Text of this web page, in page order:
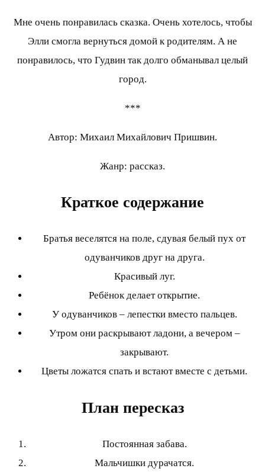
Мне очень понравилась сказка. Очень хотелось, чтобы
Элли смогла вернуться домой к родителям. А не
понравилось, что Гудвин так долго обманывал целый
город.
***
Автор: Михаил Михайлович Пришвин.
Жанр: рассказ.
Краткое содержание
Братья веселятся на поле, сдувая белый пух от
одуванчиков друг на друга.
Красивый луг.
Ребёнок делает открытие.
У одуванчиков – лепестки вместо пальцев.
Утром они раскрывают ладони, а вечером –
закрывают.
Цветы ложатся спать и встают вместе с детьми.
План пересказ
Постоянная забава.
Мальчишки дурачатся.